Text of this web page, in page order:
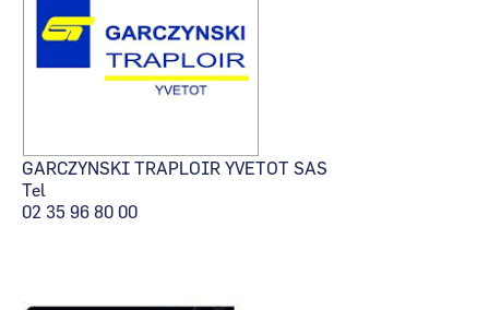
GARCZYNSKI TRAPLOIR YVETOT SAS
Tel
02 35 96 80 00